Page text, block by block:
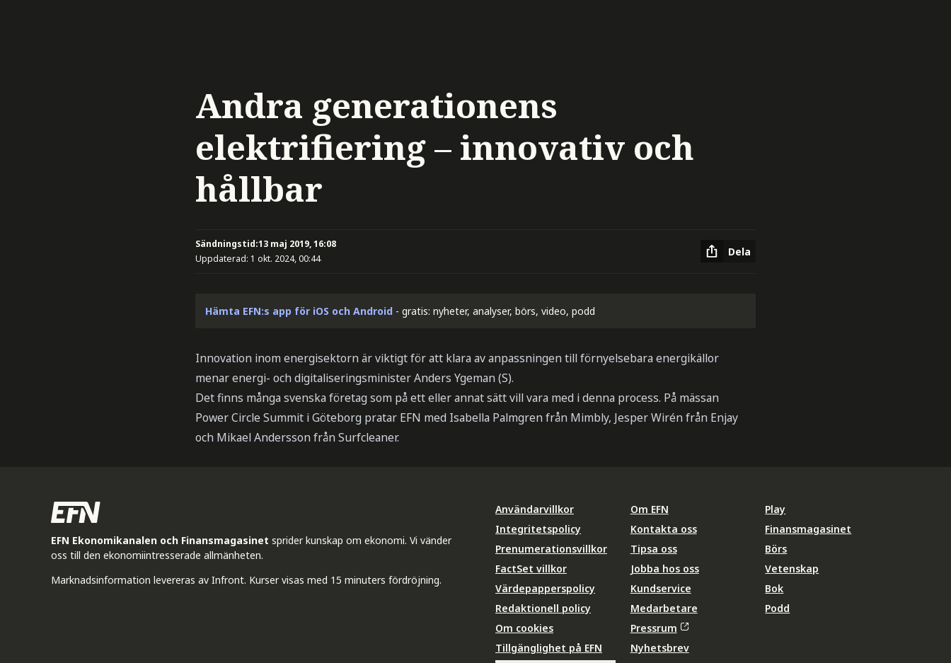
Andra generationens
elektrifiering – innovativ och
hållbar
Sändningstid:13 maj 2019, 16:08
Uppdaterad: 1 okt. 2024, 00:44
Dela
Hämta EFN:s app för iOS och Android - gratis: nyheter, analyser, börs, video, podd
Innovation inom energisektorn är viktigt för att klara av anpassningen till förnyelsebara energikällor
menar energi- och digitaliseringsminister Anders Ygeman (S).
Det finns många svenska företag som på ett eller annat sätt vill vara med i denna process. På mässan
Power Circle Summit i Göteborg pratar EFN med Isabella Palmgren från Mimbly, Jesper Wirén från Enjay
och Mikael Andersson från Surfcleaner.
EFN Ekonomikanalen och Finansmagasinet sprider kunskap om ekonomi. Vi vänder
oss till den ekonomiintresserade allmänheten.
Marknadsinformation levereras av Infront. Kurser visas med 15 minuters fördröjning.
Användarvillkor
Integritetspolicy
Prenumerationsvillkor
FactSet villkor
Värdepapperspolicy
Redaktionell policy
Om cookies
Tillgänglighet på EFN
Om EFN
Kontakta oss
Tipsa oss
Jobba hos oss
Kundservice
Medarbetare
Pressrum
Nyhetsbrev
Play
Finansmagasinet
Börs
Vetenskap
Bok
Podd